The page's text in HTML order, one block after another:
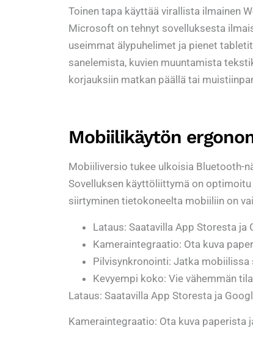
Toinen tapa käyttää virallista ilmainen
Microsoft on tehnyt sovelluksesta
useimmat älypuhelimet ja pienet
sanelemista, kuvien muuntamista
korjauksiin matkan päällä tai
Mobiilikäytön
Mobiiliversio tukee ulkoisia Bluetooth-
Sovelluksen käyttöliittymä on
siirtyminen tietokoneelta mobiiliin on
Lataus: Saatavilla App Storesta ja
Kameraintegraatio: Ota kuva
Pilvisynkronointi: Jatka
Kevyempi koko: Vie vähemmän
Lataus: Saatavilla App Storesta ja
Kameraintegraatio: Ota kuva